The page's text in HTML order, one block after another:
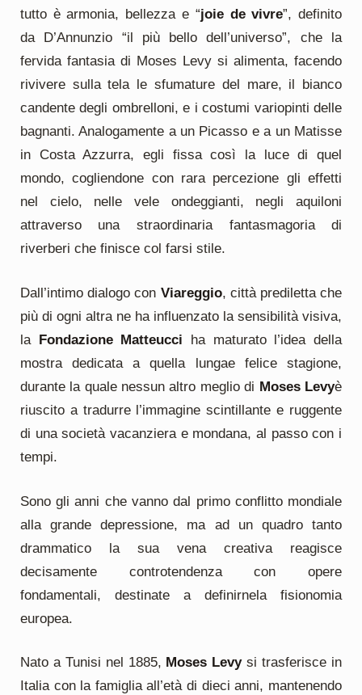
tutto è armonia, bellezza e “joie de vivre”, definito
da D’Annunzio “il più bello dell’universo”, che la
fervida fantasia di Moses Levy si alimenta, facendo
rivivere sulla tela le sfumature del mare, il bianco
candente degli ombrelloni, e i costumi variopinti delle
bagnanti. Analogamente a un Picasso e a un Matisse
in Costa Azzurra, egli fissa così la luce di quel
mondo, cogliendone con rara percezione gli effetti
nel cielo, nelle vele ondeggianti, negli aquiloni
attraverso una straordinaria fantasmagoria di
riverberi che finisce col farsi stile.
Dall’intimo dialogo con Viareggio, città prediletta che
più di ogni altra ne ha influenzato la sensibilità visiva,
la Fondazione Matteucci ha maturato l’idea della
mostra dedicata a quella lungae felice stagione,
durante la quale nessun altro meglio di Moses Levyè
riuscito a tradurre l’immagine scintillante e ruggente
di una società vacanziera e mondana, al passo con i
tempi.
Sono gli anni che vanno dal primo conflitto mondiale
alla grande depressione, ma ad un quadro tanto
drammatico la sua vena creativa reagisce
decisamente controtendenza con opere
fondamentali, destinate a definirnela fisionomia
europea.
Nato a Tunisi nel 1885, Moses Levysi trasferisce in
Italia con la famiglia all’età di dieci anni, mantenendo